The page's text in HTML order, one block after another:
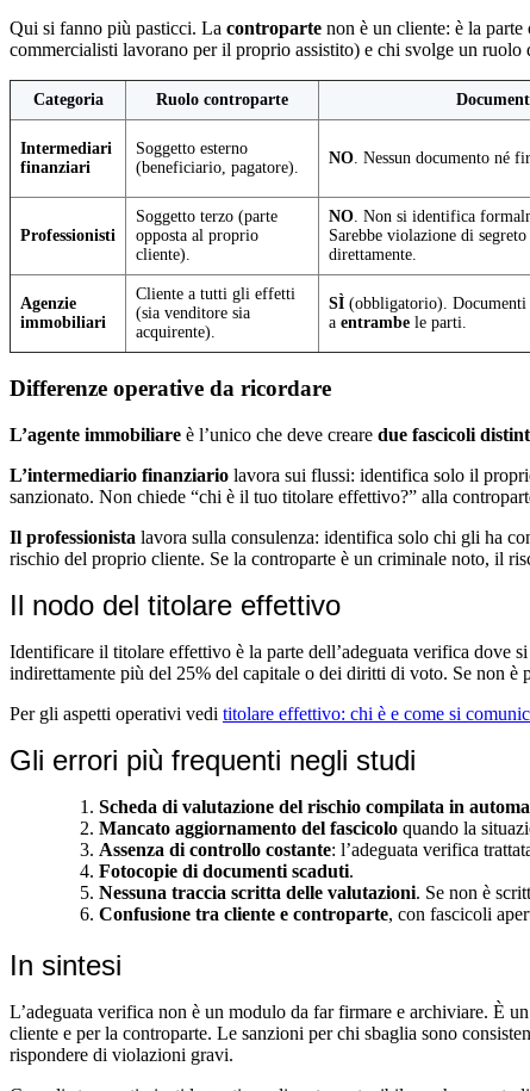
Qui si fanno più pasticci. La controparte non è un cliente: è la
commercialisti lavorano per il proprio assistito) e chi svolge un ruolo
Categoria Ruolo controparte
Intermediari
finanziari
Soggetto esterno
(beneficiario, pagatore).
NO. Nessun documento né
Professionisti
Soggetto terzo (parte
opposta al proprio
cliente).
NO. Non si identifica
Sarebbe violazione di
direttamente.
Agenzie
immobiliari
Cliente a tutti gli effetti
(sia venditore sia
acquirente).
SÌ (obbligatorio). Documenti
a entrambe le parti.
Differenze operative da ricordare
L’agente immobiliare è l’unico che deve creare due fascicoli
L’intermediario finanziario lavora sui flussi: identifica solo il
sanzionato. Non chiede “chi è il tuo titolare effettivo?” alla
Il professionista lavora sulla consulenza: identifica solo chi gli ha
rischio del proprio cliente. Se la controparte è un criminale noto, il
Il nodo del titolare effettivo
Identificare il titolare effettivo è la parte dell’adeguata verifica dove
indirettamente più del 25% del capitale o dei diritti di voto. Se non
Per gli aspetti operativi vedi titolare effettivo: chi è e come si
Gli errori più frequenti negli studi
Scheda di valutazione del rischio compilata in
Mancato aggiornamento del fascicolo quando la
Assenza di controllo costante: l’adeguata verifica
Fotocopie di documenti scaduti.
Nessuna traccia scritta delle valutazioni. Se non è
Confusione tra cliente e controparte, con fascicoli
In sintesi
L’adeguata verifica non è un modulo da far firmare e archiviare. È
cliente e per la controparte. Le sanzioni per chi sbaglia sono
rispondere di violazioni gravi.